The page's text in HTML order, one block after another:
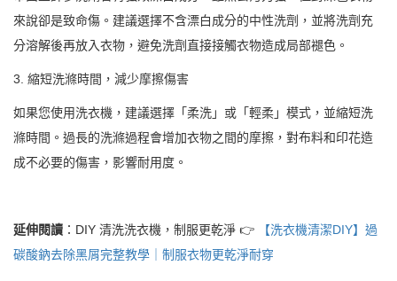
來說卻是致命傷。建議選擇不含漂白成分的中性洗劑，並將洗劑充
分溶解後再放入衣物，避免洗劑直接接觸衣物造成局部褪色。
3. 縮短洗滌時間，減少摩擦傷害
如果您使用洗衣機，建議選擇「柔洗」或「輕柔」模式，並縮短洗
滌時間。過長的洗滌過程會增加衣物之間的摩擦，對布料和印花造
成不必要的傷害，影響耐用度。
延伸閱讀 ：DIY 清洗洗衣機，制服更乾淨 👉
【洗衣機清潔DIY】過
碳酸鈉去除黑屑完整教學｜制服衣物更乾淨耐穿